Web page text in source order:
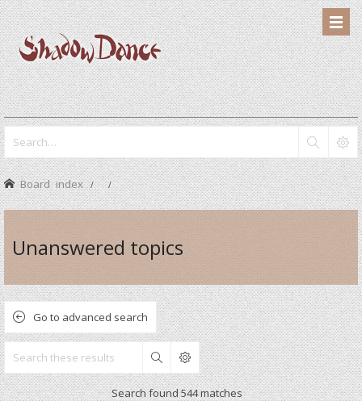
Board index
Unanswered topics
Go to advanced search
Search
Search found 544 matches